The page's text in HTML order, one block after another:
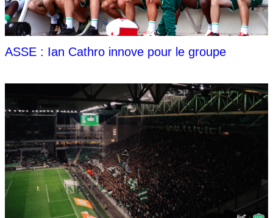
ASSE : Ian Cathro innove pour le groupe